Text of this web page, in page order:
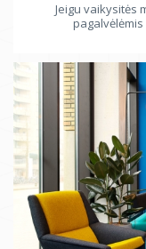
Jeigu vaikysitės